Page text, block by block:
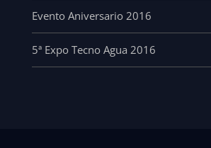
Evento Aniversario 2016
5ª Expo Tecno Agua 2016